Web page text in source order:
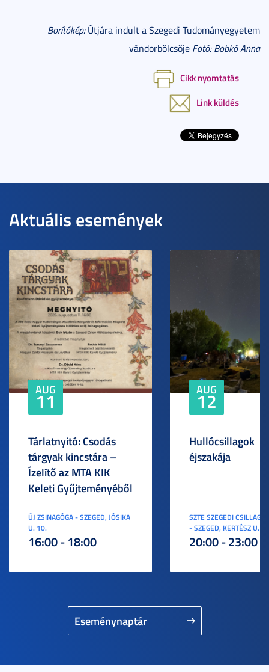
Borítókép:Útjára indult a Szegedi Tudományegyetem
vándorbölcsője Fotó: Bobkó Anna
Cikk nyomtatás
Link küldés
Aktuális események
Eseménynaptár
AUG
11
Tárlatnyitó: Csodás
tárgyak kincstára –
Ízelítő az MTA KIK
Keleti Gyűjteményéből
ÚJ ZSINAGÓGA - SZEGED, JÓSIKA
U. 10.
16:00 - 18:00
AUG
12
Hullócsillagok
éjszakája
SZTE SZEGEDI
- SZEGED, KERTÉSZ U. 3.
20:00 - 23:00